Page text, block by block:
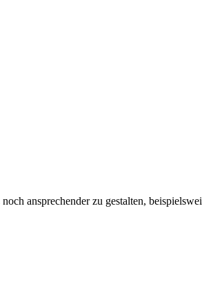
ansprechender zu gestalten,